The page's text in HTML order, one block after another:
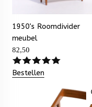
1950's Roomdivider
meubel
82,50
Bestellen